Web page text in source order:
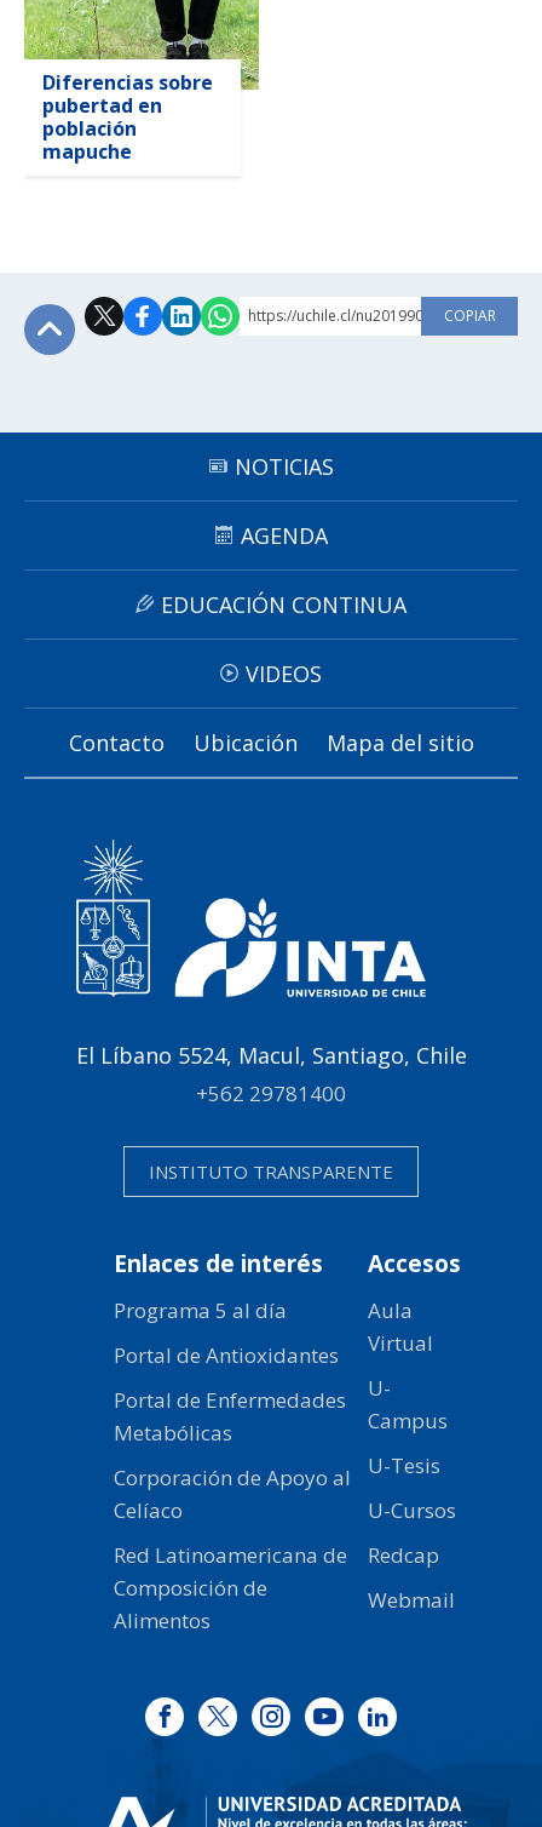
Diferencias sobre
pubertad en
población
mapuche
https://uchile.cl/nu201990 COPIAR
NOTICIAS
AGENDA
EDUCACIÓN CONTINUA
VIDEOS
Contacto Ubicación Mapa del sitio
El Líbano 5524, Macul, Santiago, Chile
+562 29781400
INSTITUTO TRANSPARENTE
Enlaces de interés
Programa 5 al día
Portal de Antioxidantes
Portal de Enfermedades
Metabólicas
Corporación de Apoyo al
Celíaco
Red Latinoamericana de
Composición de
Alimentos
Accesos
Aula
Virtual
U-
Campus
U-Tesis
U-Cursos
Redcap
Webmail